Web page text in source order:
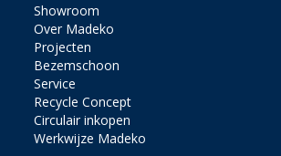
Showroom
Over Madeko
Projecten
Bezemschoon
Service
Recycle Concept
Circulair inkopen
Werkwijze Madeko